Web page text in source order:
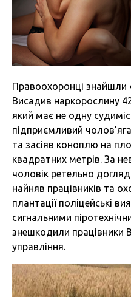
Правоохоронці знайшли
Висадив наркорослину
який має не одну
підприємливий
та засіяв коноплю на
квадратних метрів. За
чоловік ретельно
найняв працівників та
плантації поліцейські
сигнальними
знешкодили працівники
управління.